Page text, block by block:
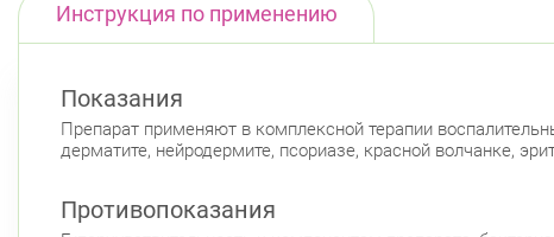
Инструкция по применению
Показания
Препарат применяют в комплексной терапии
дерматите, нейродермите, псориазе, красной волчанке,
Противопоказания